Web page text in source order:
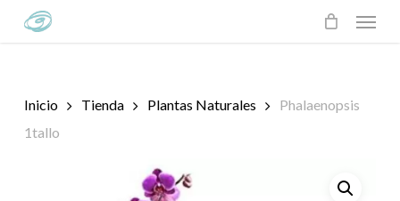
Menu
Inicio Tienda Plantas Naturales
Phalaenopsis
1tallo